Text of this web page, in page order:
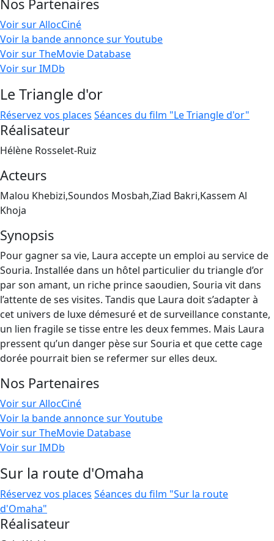
Nos Partenaires
Voir sur AllocCiné
Voir la bande annonce sur Youtube
Voir sur TheMovie Database
Voir sur IMDb
Le Triangle d'or
Réservez vos places Séances du film "Le Triangle d'or"
Réalisateur
Hélène Rosselet-Ruiz
Acteurs
Malou Khebizi,Soundos Mosbah,Ziad Bakri,Kassem Al
Khoja
Synopsis
Pour gagner sa vie, Laura accepte un emploi au service de
Souria. Installée dans un hôtel particulier du triangle d’or
par son amant, un riche prince saoudien, Souria vit dans
l’attente de ses visites. Tandis que Laura doit s’adapter à
cet univers de luxe démesuré et de surveillance constante,
un lien fragile se tisse entre les deux femmes. Mais Laura
pressent qu’un danger pèse sur Souria et que cette cage
dorée pourrait bien se refermer sur elles deux.
Nos Partenaires
Voir sur AllocCiné
Voir la bande annonce sur Youtube
Voir sur TheMovie Database
Voir sur IMDb
Sur la route d'Omaha
Réservez vos places Séances du film "Sur la route
d'Omaha"
Réalisateur